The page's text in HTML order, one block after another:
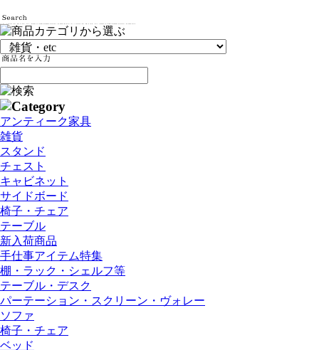
アンティーク家具
雑貨
スタンド
チェスト
キャビネット
サイドボード
椅子・チェア
テーブル
新入荷商品
手仕事アイテム特集
棚・ラック・シェルフ等
テーブル・デスク
パーテーション・スクリーン・ヴォレー
ソファ
椅子・チェア
ベッド